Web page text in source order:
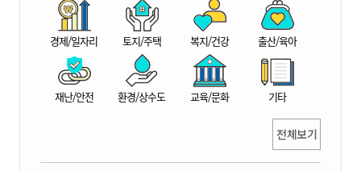
산
경제/일자리 토지/주택 복지/건강 출산/육아
재난/안전 환경/상수도 교육/문화 기타
전체보기